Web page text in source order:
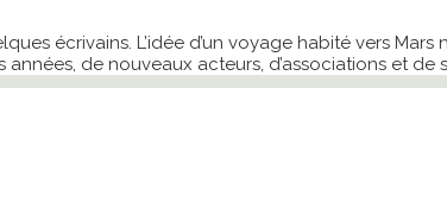
écrivains. L’idée d’un voyage habité vers
de nouveaux acteurs, d’associations et de